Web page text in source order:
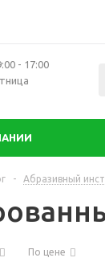
- 17:00
- Абразивный
По цене